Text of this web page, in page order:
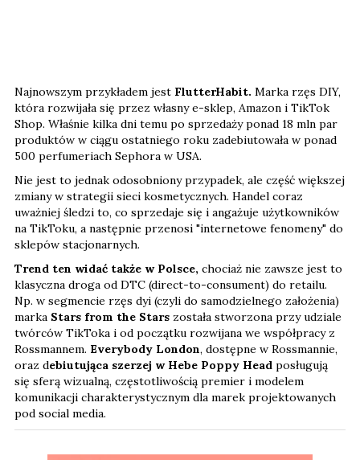
Najnowszym przykładem jest FlutterHabit. Marka rzęs DIY,
która rozwijała się przez własny e-sklep, Amazon i TikTok
Shop. Właśnie kilka dni temu po sprzedaży ponad 18 mln par
produktów w ciągu ostatniego roku zadebiutowała w ponad
500 perfumeriach Sephora w USA.
Nie jest to jednak odosobniony przypadek, ale część większej
zmiany w strategii sieci kosmetycznych. Handel coraz
uważniej śledzi to, co sprzedaje się i angażuje użytkowników
na TikToku, a następnie przenosi "internetowe fenomeny" do
sklepów stacjonarnych.
Trend ten widać także w Polsce, chociaż nie zawsze jest to
klasyczna droga od DTC (direct-to-consument) do retailu.
Np. w segmencie rzęs dyi (czyli do samodzielnego założenia)
marka Stars from the Stars została stworzona przy udziale
twórców TikToka i od początku rozwijana we współpracy z
Rossmannem. Everybody London, dostępne w Rossmannie,
oraz debiutująca szerzej w Hebe Poppy Head posługują
się sferą wizualną, częstotliwością premier i modelem
komunikacji charakterystycznym dla marek projektowanych
pod social media.